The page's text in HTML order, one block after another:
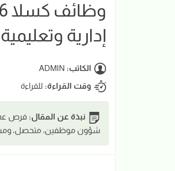
إدارية
الكاتب: ADMIN
وقت القراءة: للقراءة
نبذة عن المقال:
شؤون موظفين، متحصل،